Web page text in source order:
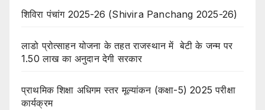
शिविरा पंचांग 2025-26 (Shivira Panchang 2025-26)
लाडो प्रोत्साहन योजना के तहत राजस्थान में बेटी के जन्म पर
1.50 लाख का अनुदान देगी सरकार
प्राथमिक शिक्षा अधिगम स्तर मूल्यांकन (कक्षा-5) 2025 परीक्षा
कार्यक्रम